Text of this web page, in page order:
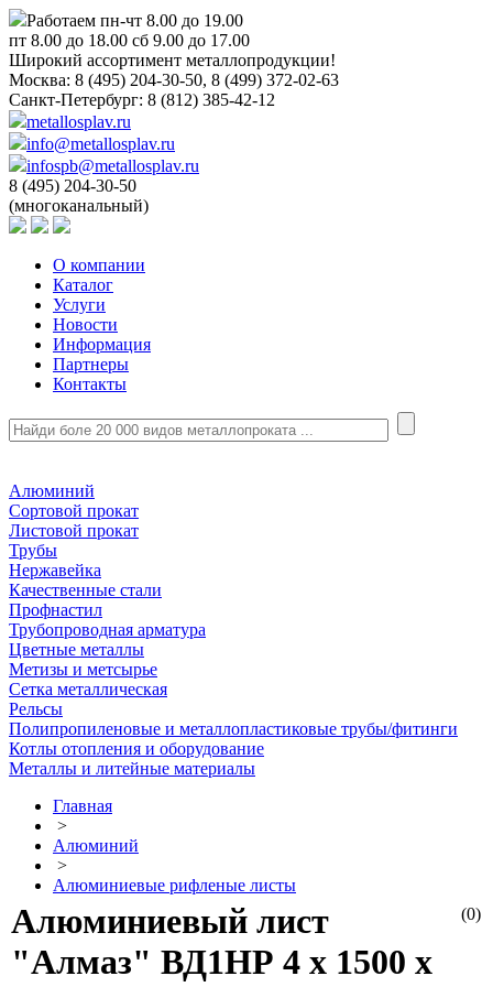
Работаем пн-чт 8.00 до 19.00
пт 8.00 до 18.00 сб 9.00 до 17.00
Широкий ассортимент металлопродукции!
Москва: 8 (495) 204-30-50, 8 (499) 372-02-63
Санкт-Петербург: 8 (812) 385-42-12
metallosplav.ru
info@metallosplav.ru
infospb@metallosplav.ru
8 (495) 204-30-50
(многоканальный)
О компании
Каталог
Услуги
Новости
Информация
Партнеры
Контакты
Алюминий
Сортовой прокат
Листовой прокат
Трубы
Нержавейка
Качественные стали
Профнастил
Трубопроводная арматура
Цветные металлы
Метизы и метсырье
Сетка металлическая
Рельсы
Полипропиленовые и металлопластиковые трубы/фитинги
Котлы отопления и оборудование
Металлы и литейные материалы
Главная
>
Алюминий
>
Алюминиевые рифленые листы
(0)
Алюминиевый лист
"Алмаз" ВД1НР 4 х 1500 х